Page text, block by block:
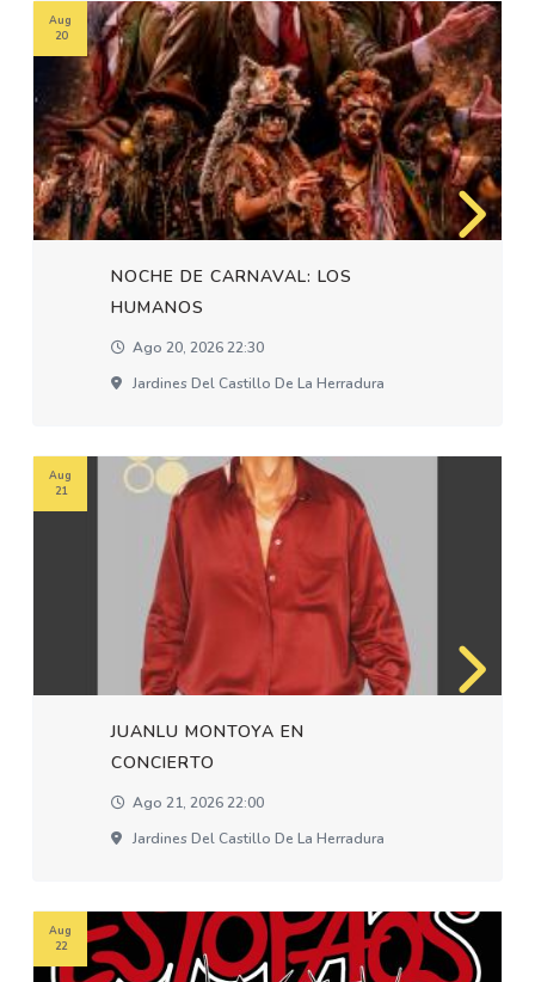
NOCHE DE CARNAVAL: LOS
HUMANOS
Ago 20, 2026 22:30
Jardines Del Castillo De La Herradura
Aug
20
JUANLU MONTOYA EN
CONCIERTO
Ago 21, 2026 22:00
Jardines Del Castillo De La Herradura
Aug
21
Aug
22